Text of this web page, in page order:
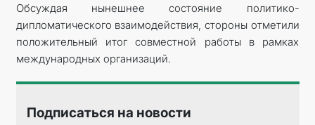
Обсуждая нынешнее состояние политико-
дипломатического взаимодействия, стороны отметили
положительный итог совместной работы в рамках
международных организаций.
Подписаться на новости